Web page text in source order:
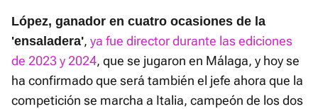
López, ganador en cuatro ocasiones de la
'ensaladera', ya fue director durante las ediciones
de 2023 y 2024, que se jugaron en Málaga, y hoy se
ha confirmado que será también el jefe ahora que la
competición se marcha a Italia, campeón de los dos